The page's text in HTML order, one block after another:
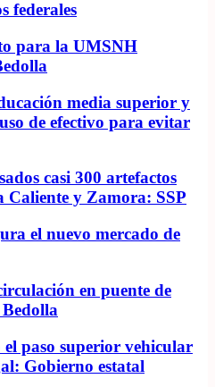
federales
para la UMSNH
media superior y
de efectivo para evitar
casi 300 artefactos
Caliente y Zamora: SSP
el nuevo mercado de
en puente de
paso superior vehicular
Gobierno estatal